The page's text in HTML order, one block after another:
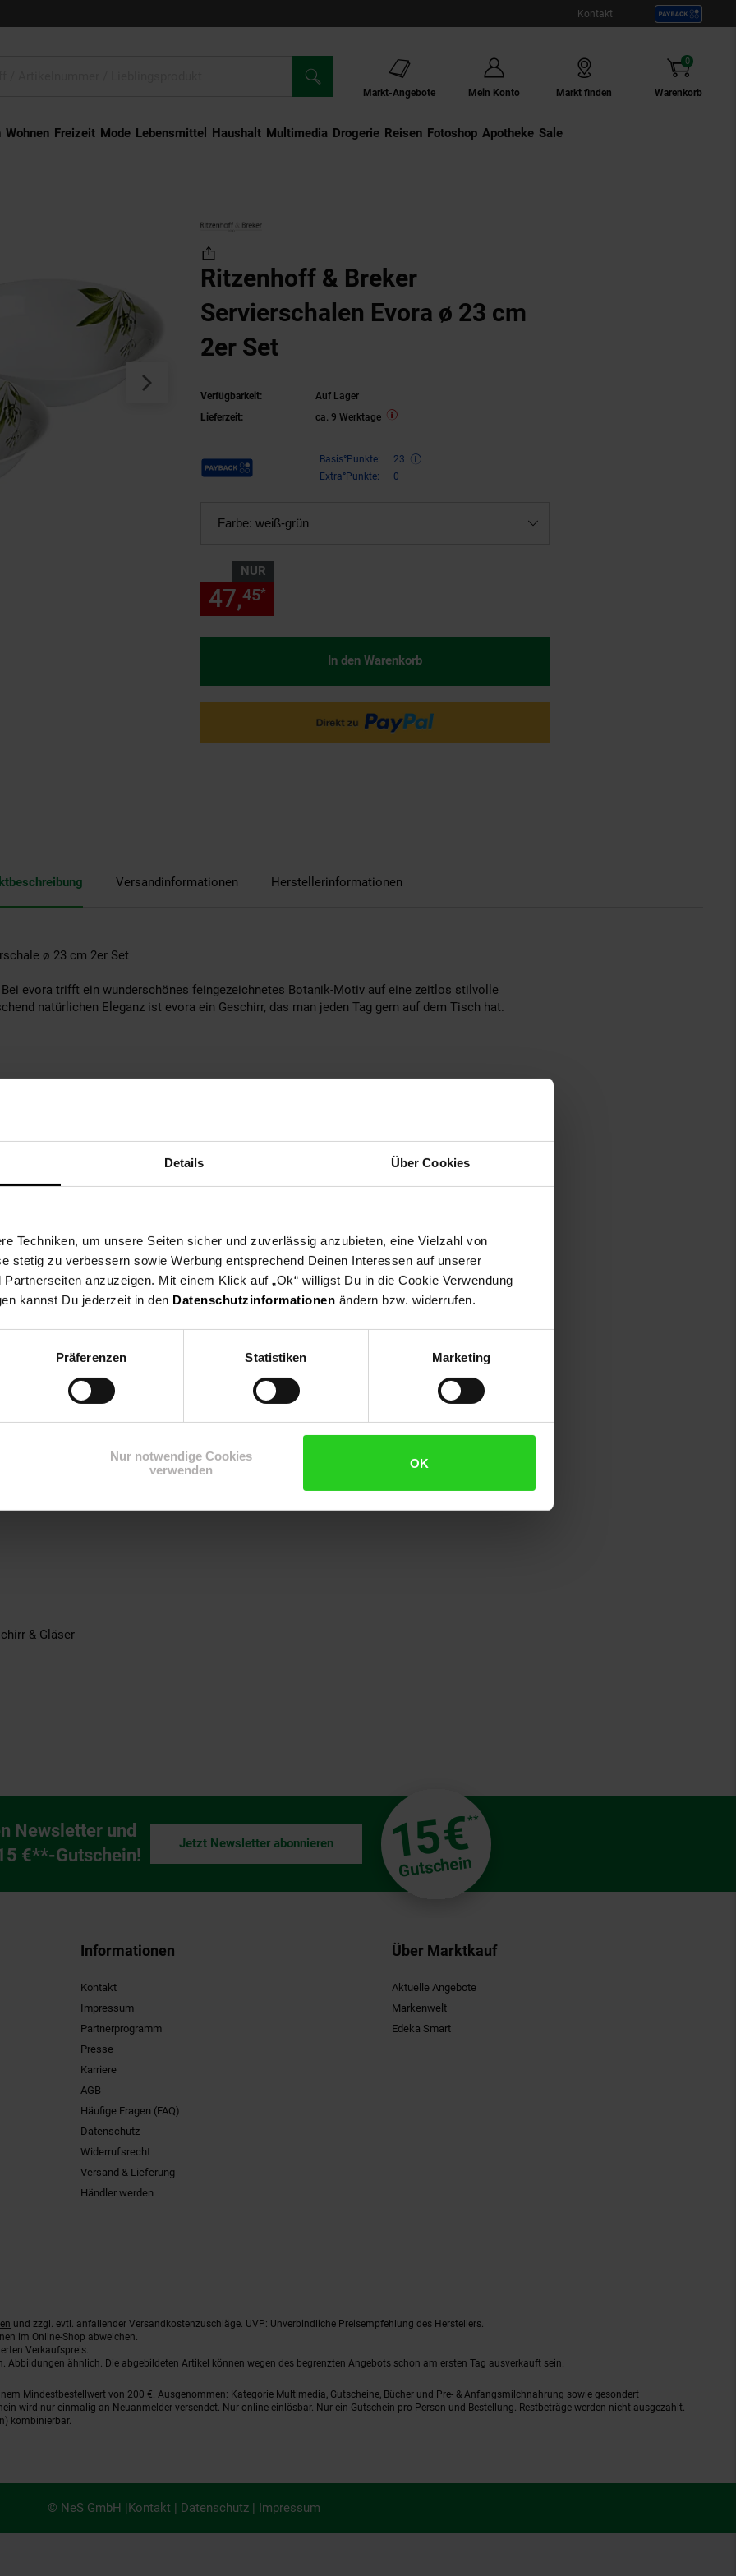
Details Über Cookies
Techniken, um unsere Seiten sicher und zuverlässig anzubieten, eine Vielzahl von
stetig zu verbessern sowie Werbung entsprechend Deinen Interessen auf unserer
anzuzeigen. Mit einem Klick auf „Ok“ willigst Du in die Cookie Verwendung
kannst Du jederzeit in den Datenschutzinformationen ändern bzw. widerrufen.
Präferenzen Statistiken Marketing
Nur notwendige Cookies
verwenden
OK
Kontakt
Markt-Angebote Mein Konto Markt finden Warenkorb
0
Artikel
Wohnen Freizeit Mode Lebensmittel Haushalt Multimedia Drogerie Externer Link:
Reisen Externer Link:
Fotoshop Externer Link:
Apotheke Sale
Ritzenhoff & Breker
Servierschalen Evora ø 23 cm
2er Set
Verfügbarkeit:
Auf Lager
Lieferzeit:
ca. 9 Werktage
Payback Punkte Basis°Punkte:
23
Extra°Punkte:
0
Farbe: weiß-grün
NUR
47,45*
In den Warenkorb
Versandinformationen Herstellerinformationen
ø 23 cm 2er Set
evora trifft ein wunderschönes feingezeichnetes Botanik-Motiv auf eine zeitlos stilvolle
natürlichen Eleganz ist evora ein Geschirr, das man jeden Tag gern auf dem Tisch hat.
EU: Ritzenhoff & Breker GmbH & Co. KG, Industriestraße 21, 33014 Bad Driburg, Deutschland,
& Gläser
Newsletter und
€**-Gutschein!
15€**
Gutschein
Jetzt Newsletter abonnieren
Informationen
Kontakt
Impressum
Partnerprogramm
Presse
Karriere
AGB
Häufige Fragen (FAQ)
Datenschutz
Widerrufsrecht
Versand & Lieferung
Händler werden
Über Marktkauf
Aktuelle Angebote
Markenwelt
Edeka Smart
und zzgl. evtl. anfallender Versandkostenzuschläge. UVP: Unverbindliche Preisempfehlung des Herstellers.
im Online-Shop abweichen.
Verkaufspreis.
ähnlich. Die abgebildeten Artikel können wegen des begrenzten Angebots schon am ersten Tag ausverkauft sein.
Mindestbestellwert von 200 €. Ausgenommen: Kategorie Multimedia, Gutscheine, Bücher und Pre- & Anfangsmilchnahrung sowie gesondert
wird nur einmalig an Neuanmelder versendet. Nur online einlösbar. Nur ein Gutschein pro Person und Bestellung. Restbeträge werden nicht ausgezahlt.
kombinierbar.
© NeS GmbH |Kontakt | Datenschutz | Impressum